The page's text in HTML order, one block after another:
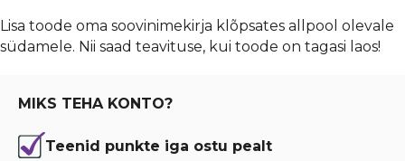
hind
oli:
€ 0,88.
price
is:
€ 0,66.
Lisa toode oma soovinimekirja klõpsates allpool olevale
südamele. Nii saad teavituse, kui toode on tagasi laos!
MIKS TEHA KONTO?
Teenid punkte iga ostu pealt